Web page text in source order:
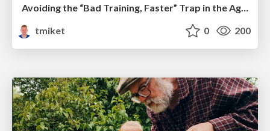
Avoiding the “Bad Training, Faster” Trap in the Age of AI
tmiket
0 200